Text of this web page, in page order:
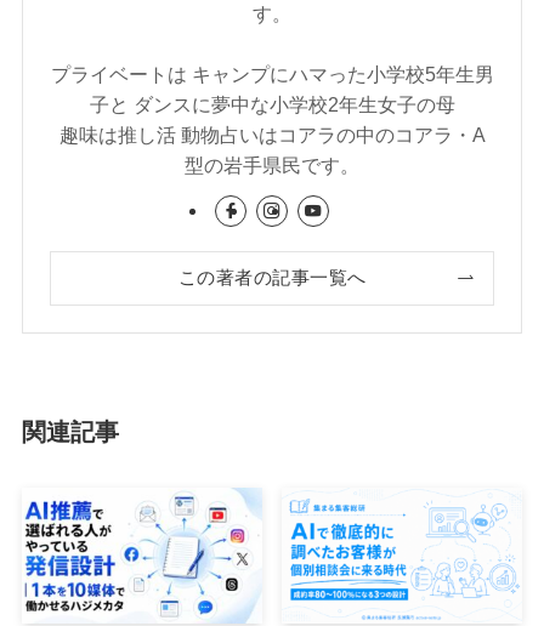
す。
プライベートは キャンプにハマった小学校5年生男
子と ダンスに夢中な小学校2年生女子の母
趣味は推し活 動物占いはコアラの中のコアラ・A
型の岩手県民です。
この著者の記事一覧へ
関連記事